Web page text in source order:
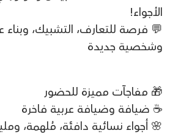
الأجواء!
💬 فرصة للتعارف، التشبيك، وبناء
وشخصية جديدة
🎁 مفاجآت مميزة للحضور
☕ ضيافة وضيافة عربية فاخرة
🌸 أجواء نسائية دافئة، مُلهمة،